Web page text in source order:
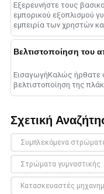
Εξερευνήστε τους
εμπορικού εξοπλισμού
εμπειρία των χρηστών
επενδύσεων....
ΕισαγωγήΚαλώς ήρθατε
βελτιστοποίηση της
Σχετική
Συμπλεκόμενα
Στρώματα γυμναστικής
Κατασκευαστές